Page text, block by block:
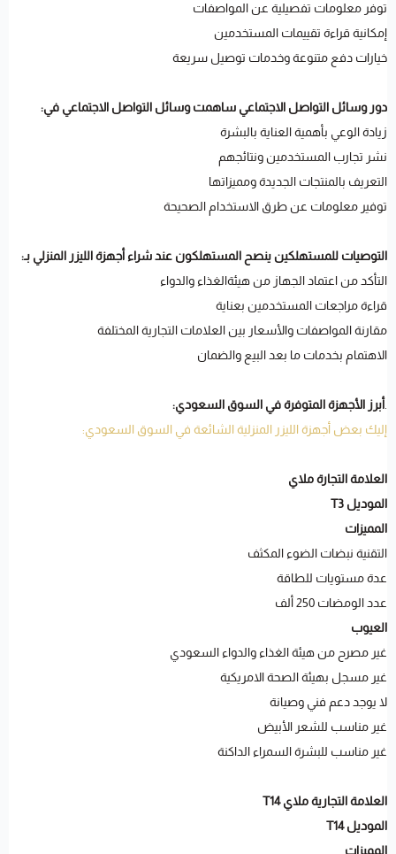
توفر معلومات تفصيلية عن المواصفات
إمكانية قراءة تقييمات المستخدمين
خيارات دفع متنوعة وخدمات توصيل سريعة
دور وسائل التواصل الاجتماعي ساهمت وسائل التواصل الاجتماعي في:
زيادة الوعي بأهمية العناية بالبشرة
نشر تجارب المستخدمين ونتائجهم
التعريف بالمنتجات الجديدة ومميزاتها
توفير معلومات عن طرق الاستخدام الصحيحة
التوصيات للمستهلكين ينصح المستهلكون عند شراء أجهزة الليزر المنزلي بـ:
التأكد من اعتماد الجهاز من هيئةالغذاء والدواء
قراءة مراجعات المستخدمين بعناية
مقارنة المواصفات والأسعار بين العلامات التجارية المختلفة
الاهتمام بخدمات ما بعد البيع والضمان
.أبرز الأجهزة المتوفرة في السوق السعودي:
إليك بعض أجهزة الليزر المنزلية الشائعة في السوق السعودي:
العلامة التجارة ملاي
الموديل T3
المميزات
التقنية نبضات الضوء المكثف
عدة مستويات للطاقة
عدد الومضات 250 ألف
العيوب
غير مصرح من هيئة الغذاء والدواء السعودي
غير مسجل بهيئة الصحة الامريكية
لا يوجد دعم فني وصيانة
غير مناسب للشعر الأبيض
غير مناسب للبشرة السمراء الداكنة
العلامة التجارية ملاي T14
الموديل T14
المميزات